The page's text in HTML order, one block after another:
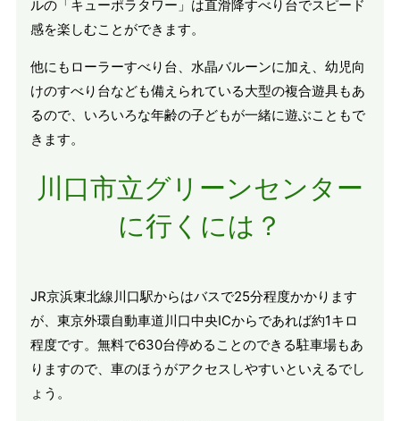
ルの「キューポラタワー」は直滑降すべり台でスピード
感を楽しむことができます。
他にもローラーすべり台、水晶バルーンに加え、幼児向
けのすべり台なども備えられている大型の複合遊具もあ
るので、いろいろな年齢の子どもが一緒に遊ぶこともで
きます。
川口市立グリーンセンター
に行くには？
JR京浜東北線川口駅からはバスで25分程度かかります
が、東京外環自動車道川口中央ICからであれば約1キロ
程度です。無料で630台停めることのできる駐車場もあ
りますので、車のほうがアクセスしやすいといえるでし
ょう。